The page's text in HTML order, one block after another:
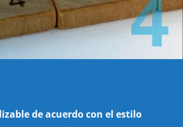
de acuerdocon el estilo